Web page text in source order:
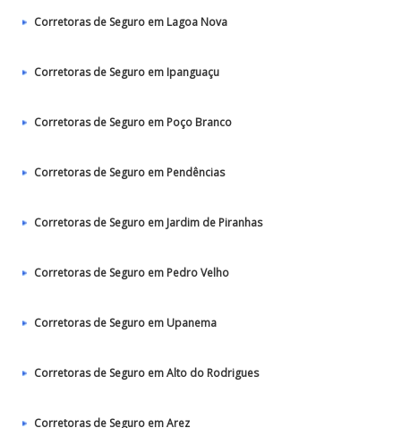
Corretoras de Seguro em Lagoa Nova
Corretoras de Seguro em Ipanguaçu
Corretoras de Seguro em Poço Branco
Corretoras de Seguro em Pendências
Corretoras de Seguro em Jardim de Piranhas
Corretoras de Seguro em Pedro Velho
Corretoras de Seguro em Upanema
Corretoras de Seguro em Alto do Rodrigues
Corretoras de Seguro em Arez